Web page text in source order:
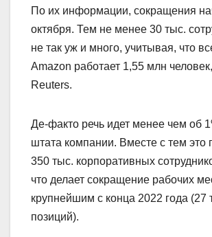
По их информации, сокращения
октября. Тем не менее 30 тыс.
не так уж и много, учитывая, что
Amazon работает 1,55 млн
Reuters.
Де-факто речь идет менее чем об
штата компании. Вместе с тем это
350 тыс. корпоративных
что делает сокращение рабочих
крупнейшим с конца 2022 года (27
позиций).